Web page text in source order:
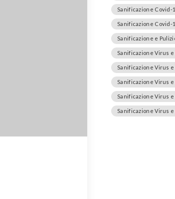
Sanificazione Covid-
Sanificazione Covid-
Sanificazione e
Sanificazione Virus
Sanificazione Virus
Sanificazione Virus
Sanificazione Virus
Sanificazione Virus